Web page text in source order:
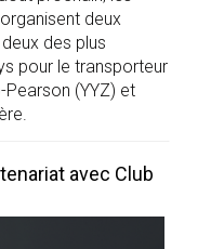
deux
des plus
pour le transporteur
(YYZ) et
avec Club